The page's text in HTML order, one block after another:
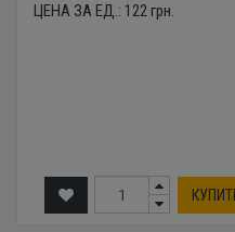
ЦЕНА ЗА ЕД.: 122грн.